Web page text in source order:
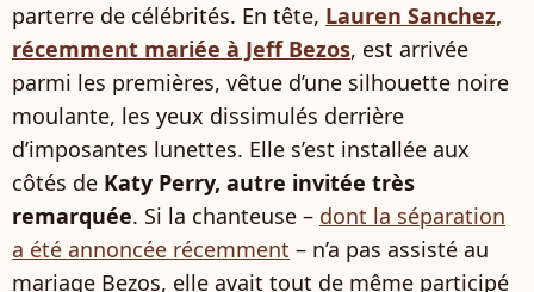
parterre de célébrités. En tête, Lauren Sanchez,
récemment mariée à Jeff Bezos, est arrivée
parmi les premières, vêtue d’une silhouette noire
moulante, les yeux dissimulés derrière
d’imposantes lunettes. Elle s’est installée aux
côtés de Katy Perry, autre invitée très
remarquée. Si la chanteuse – dont la séparation
a été annoncée récemment – n’a pas assisté au
mariage Bezos, elle avait tout de même participé